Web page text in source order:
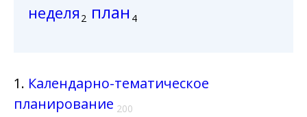
неделя 2 план 4
1. Календарно-тематическое
планирование 200